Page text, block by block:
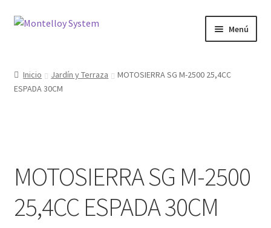
Ir
Ir
Menú
Ferretería
Protección Laboral
Contacto
Inicio Jardín y Terraza
MOTOSIERRA SG M-2500 25,4CC
ESPADA 30CM
MOTOSIERRA SG M-2500
25,4CC ESPADA 30CM